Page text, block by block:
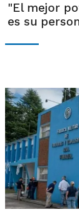
"El mejor
es su